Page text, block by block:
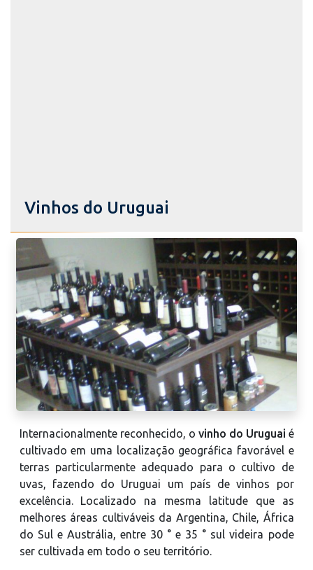
Vinhos do Uruguai
Internacionalmente reconhecido, o vinho do Uruguai é
cultivado em uma localização geográfica favorável e
terras particularmente adequado para o cultivo de
uvas, fazendo do Uruguai um país de vinhos por
excelência. Localizado na mesma latitude que as
melhores áreas cultiváveis ​​da Argentina, Chile, África
do Sul e Austrália, entre 30 ° e 35 ° sul videira pode
ser cultivada em todo o seu território.